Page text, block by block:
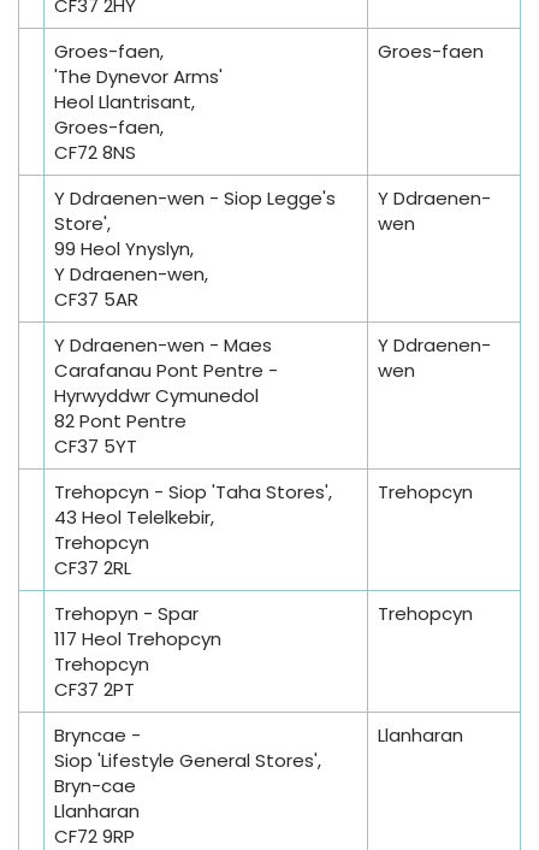
CF37 2HY
Groes-faen,
'The Dynevor Arms'
Heol Llantrisant,
Groes-faen,
CF72 8NS
Groes-faen
Y Ddraenen-wen - Siop Legge's
Store',
99 Heol Ynyslyn,
Y Ddraenen-wen,
CF37 5AR
Y Ddraenen-
wen
Y Ddraenen-wen - Maes
Carafanau Pont Pentre -
Hyrwyddwr Cymunedol
82 Pont Pentre
CF37 5YT
Y Ddraenen-
wen
Trehopcyn - Siop 'Taha Stores',
43 Heol Telelkebir,
Trehopcyn
CF37 2RL
Trehopcyn
Trehopyn - Spar
117 Heol Trehopcyn
Trehopcyn
CF37 2PT
Trehopcyn
Bryncae -
Siop 'Lifestyle General Stores',
Bryn-cae
Llanharan
CF72 9RP
Llanharan